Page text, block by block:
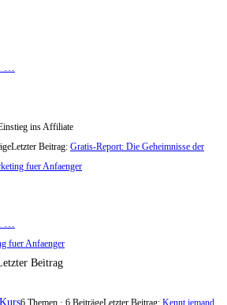
…
ins Affiliate
Letzter Beitrag: Gratis-Report: Die Geheimnisse der
fuer Anfaenger
…
fuer Anfaenger
Beitrag